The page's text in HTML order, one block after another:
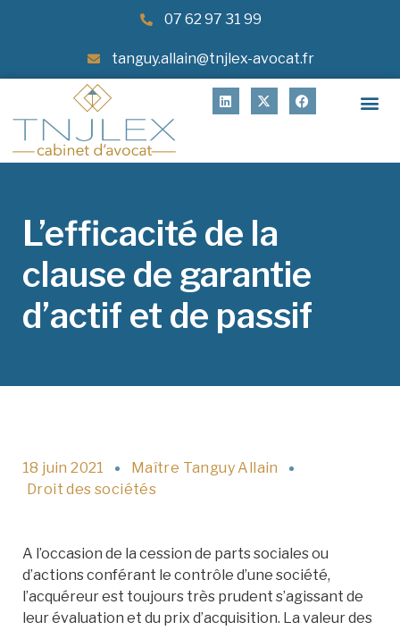
07 62 97 31 99
tanguy.allain@tnjlex-avocat.fr
L’efficacité de la
clause de garantie
d’actif et de passif
18 juin 2021
Maître Tanguy Allain
Droit des sociétés
A l’occasion de la cession de parts sociales ou
d’actions conférant le contrôle d’une société,
l’acquéreur est toujours très prudent s’agissant de
leur évaluation et du prix d’acquisition. La valeur des